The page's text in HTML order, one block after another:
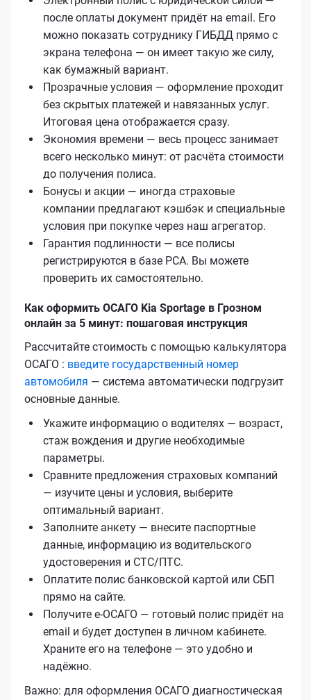
после оплаты документ придёт на email. Его
можно показать сотруднику ГИБДД прямо с
экрана телефона — он имеет такую же силу,
как бумажный вариант.
Прозрачные условия — оформление проходит
без скрытых платежей и навязанных услуг.
Итоговая цена отображается сразу.
Экономия времени — весь процесс занимает
всего несколько минут: от расчёта стоимости
до получения полиса.
Бонусы и акции — иногда страховые
компании предлагают кэшбэк и специальные
условия при покупке через наш агрегатор.
Гарантия подлинности — все полисы
регистрируются в базе РСА. Вы можете
проверить их самостоятельно.
Как оформить ОСАГО Kia Sportage в Грозном
онлайн за 5 минут: пошаговая инструкция
Рассчитайте стоимость с помощью калькулятора
ОСАГО : введите государственный номер
автомобиля — система автоматически подгрузит
основные данные.
Укажите информацию о водителях — возраст,
стаж вождения и другие необходимые
параметры.
Сравните предложения страховых компаний
— изучите цены и условия, выберите
оптимальный вариант.
Заполните анкету — внесите паспортные
данные, информацию из водительского
удостоверения и СТС/ПТС.
Оплатите полис банковской картой или СБП
прямо на сайте.
Получите е‑ОСАГО — готовый полис придёт на
email и будет доступен в личном кабинете.
Храните его на телефоне — это удобно и
надёжно.
Важно: для оформления ОСАГО диагностическая